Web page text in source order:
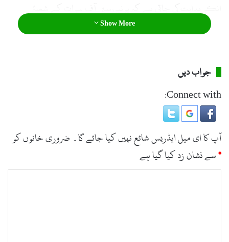
یونیورسٹی ہذا کے ویب سائٹ کاویزیٹ کریں۔
Show More
جواب دیں
Connect with:
آپ کا ای میل ایڈریس شائع نہیں کیا جائے گا۔ ضروری خانوں کو
*سے نشان زد کیا گیا ہے